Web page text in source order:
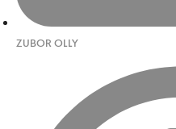
ZUBOR OLLY